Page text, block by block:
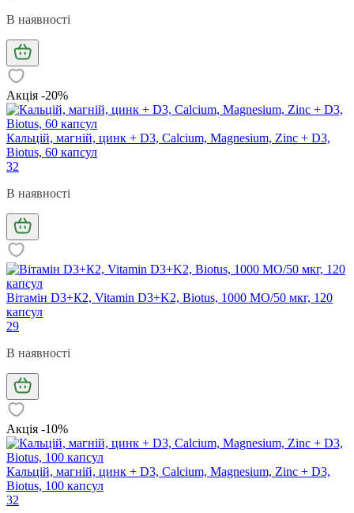
В наявності
Акція -20%
Кальцій, магній, цинк + D3, Calcium, Magnesium, Zinc + D3,
Biotus, 60 капсул
32
В наявності
Вітамін D3+К2, Vitamin D3+K2, Biotus, 1000 МО/50 мкг, 120
капсул
29
В наявності
Акція -10%
Кальцій, магній, цинк + D3, Calcium, Magnesium, Zinc + D3,
Biotus, 100 капсул
32